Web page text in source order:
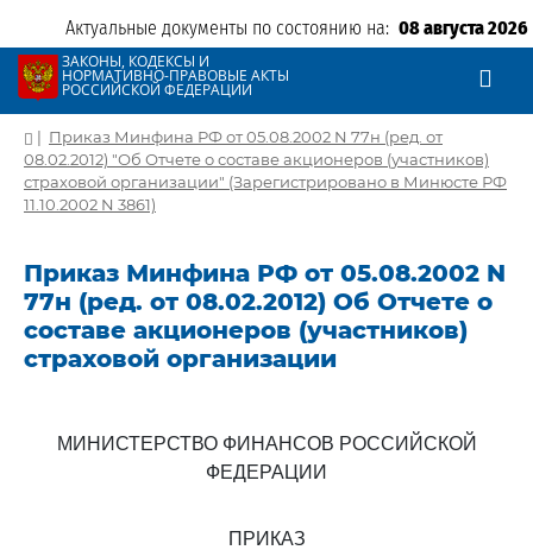
Актуальные документы по состоянию на: 08 августа 2026
ЗАКОНЫ, КОДЕКСЫ И
НОРМАТИВНО-ПРАВОВЫЕ АКТЫ
РОССИЙСКОЙ ФЕДЕРАЦИИ
| Приказ Минфина РФ от 05.08.2002 N 77н (ред. от
08.02.2012) "Об Отчете о составе акционеров (участников)
страховой организации" (Зарегистрировано в Минюсте РФ
11.10.2002 N 3861)
Приказ Минфина РФ от 05.08.2002 N
77н (ред. от 08.02.2012) Об Отчете о
составе акционеров (участников)
страховой организации
МИНИСТЕРСТВО ФИНАНСОВ РОССИЙСКОЙ
ФЕДЕРАЦИИ
ПРИКАЗ